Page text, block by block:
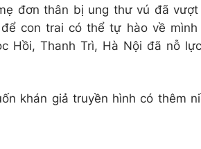
đơn thân bị ung thư vú đã
con trai có thể tự hào về
Hồi, Thanh Trì, Hà Nội đã nỗ
khán giả truyền hình có thêm